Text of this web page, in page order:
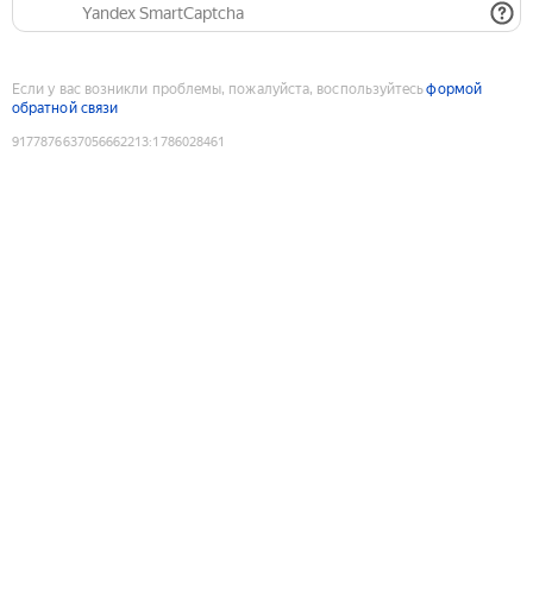
Yandex SmartCaptcha
Если у вас возникли проблемы, пожалуйста, воспользуйтесьформой
обратной связи
9177876637056662213:1786028461